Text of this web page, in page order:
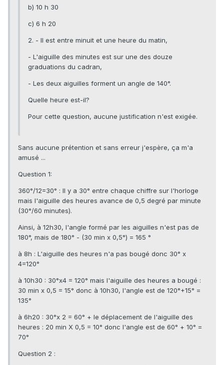
b) 10 h 30
c) 6 h 20
2. - Il est entre minuit et une heure du matin,
- L'aiguille des minutes est sur une des douze
graduations du cadran,
- Les deux aiguilles forment un angle de 140°.
Quelle heure est-il?
Pour cette question, aucune justification n'est exigée.
Sans aucune prétention et sans erreur j'espère, ça m'a
amusé ...
Question 1:
360°/12=30° : Il y a 30° entre chaque chiffre sur l'horloge
mais l'aiguille des heures avance de 0,5 degré par minute
(30°/60 minutes).
Ainsi, à 12h30, l'angle formé par les aiguilles n'est pas de
180°, mais de 180° - (30 min x 0,5°) = 165 °
à 8h : L'aiguille des heures n'a pas bougé donc 30° x
4=120°
à 10h30 : 30°x4 = 120° mais l'aiguille des heures a bougé :
30 min x 0,5 = 15° donc à 10h30, l'angle est de 120°+15° =
135°
à 6h20 : 30°x 2 = 60° + le déplacement de l'aiguille des
heures : 20 min X 0,5 = 10° donc l'angle est de 60° + 10° =
70°
Question 2 :